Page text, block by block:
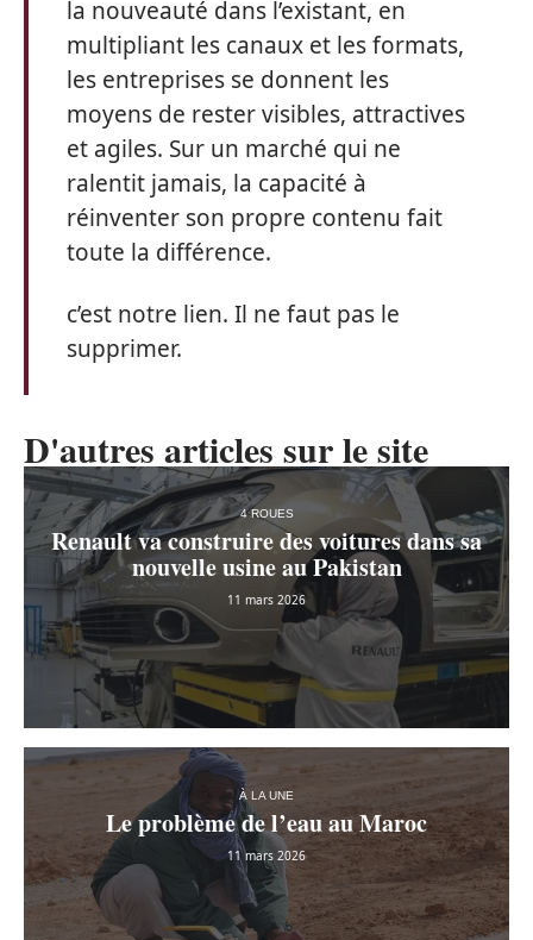
la nouveauté dans l’existant, en
multipliant les canaux et les formats,
les entreprises se donnent les
moyens de rester visibles, attractives
et agiles. Sur un marché qui ne
ralentit jamais, la capacité à
réinventer son propre contenu fait
toute la différence.
c’est notre lien. Il ne faut pas le
supprimer.
D'autres articles sur le site
4 ROUES
Renault va construire des voitures dans sa
nouvelle usine au Pakistan
11 mars 2026
À LA UNE
Le problème de l’eau au Maroc
11 mars 2026